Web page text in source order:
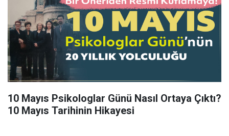
10 Mayıs Psikologlar Günü Nasıl Ortaya Çıktı?
10 Mayıs Tarihinin Hikayesi